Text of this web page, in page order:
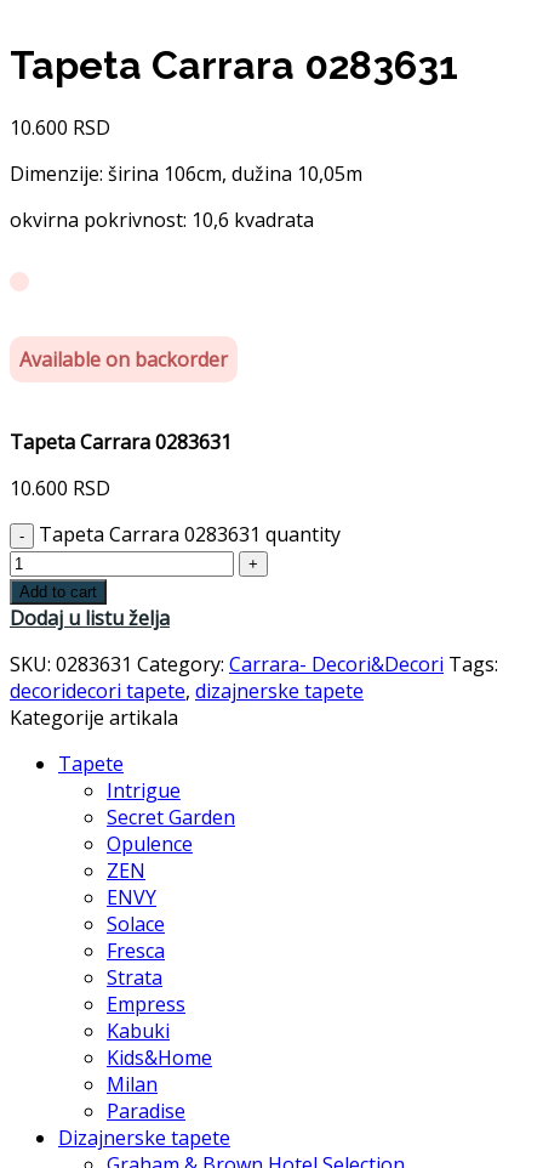
Tapeta Carrara 0283631
10.600 RSD
Dimenzije: širina 106cm, dužina 10,05m
okvirna pokrivnost: 10,6 kvadrata
Available on backorder
Tapeta Carrara 0283631
10.600 RSD
Tapeta Carrara 0283631 quantity
Add to cart
Dodaj u listu želja
SKU: 0283631 Category: Carrara- Decori&Decori Tags:
decoridecori tapete, dizajnerske tapete
Kategorije artikala
Tapete
Intrigue
Secret Garden
Opulence
ZEN
ENVY
Solace
Fresca
Strata
Empress
Kabuki
Kids&Home
Milan
Paradise
Dizajnerske tapete